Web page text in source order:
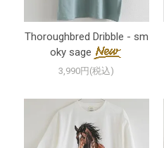
Thoroughbred Dribble - sm
oky sage
3,990円(税込)